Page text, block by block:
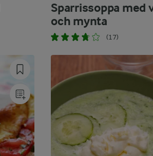
Sparrissoppa med
och mynta
(17)